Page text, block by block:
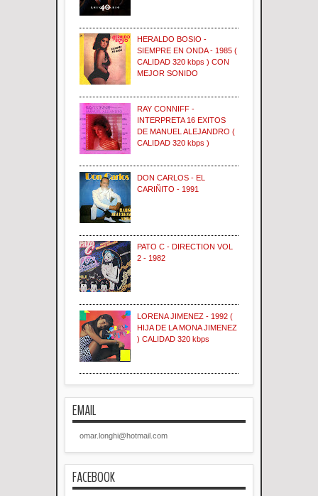
HERALDO BOSIO -
SIEMPRE EN ONDA - 1985 (
CALIDAD 320 kbps ) CON
MEJOR SONIDO
RAY CONNIFF -
INTERPRETA 16 EXITOS
DE MANUEL ALEJANDRO (
CALIDAD 320 kbps )
DON CARLOS - EL
CARIÑITO - 1991
PATO C - DIRECTION VOL
2 - 1982
LORENA JIMENEZ - 1992 (
HIJA DE LA MONA JIMENEZ
) CALIDAD 320 kbps
EMAIL
omar.longhi@hotmail.com
FACEBOOK